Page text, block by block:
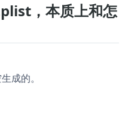
，本质上和怎
成的。